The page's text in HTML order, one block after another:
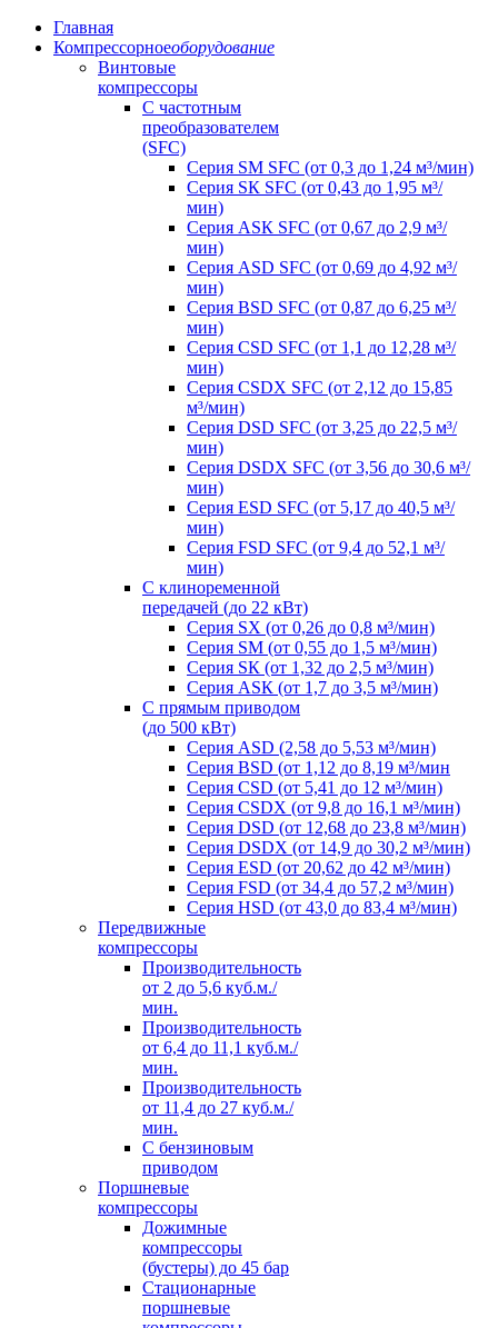
Главная
Компрессорноеоборудование
Винтовые
компрессоры
C частотным
преобразователем
(SFC)
Серия SM SFC (от 0,3 до 1,24 м³/мин)
Серия SК SFC (от 0,43 до 1,95 м³/
мин)
Серия АSК SFC (от 0,67 до 2,9 м³/
мин)
Серия АSD SFC (от 0,69 до 4,92 м³/
мин)
Серия ВSD SFC (от 0,87 до 6,25 м³/
мин)
Серия СSD SFC (от 1,1 до 12,28 м³/
мин)
Серия СSDХ SFC (от 2,12 до 15,85
м³/мин)
Серия DSD SFC (от 3,25 до 22,5 м³/
мин)
Серия DSDХ SFC (от 3,56 до 30,6 м³/
мин)
Серия ESD SFC (от 5,17 до 40,5 м³/
мин)
Серия FSD SFC (от 9,4 до 52,1 м³/
мин)
С клиноременной
передачей (до 22 кВт)
Серия SX (от 0,26 до 0,8 м³/мин)
Серия SM (от 0,55 до 1,5 м³/мин)
Серия SК (от 1,32 до 2,5 м³/мин)
Серия АSК (от 1,7 до 3,5 м³/мин)
С прямым приводом
(до 500 кВт)
Серия ASD (2,58 до 5,53 м³/мин)
Серия BSD (от 1,12 до 8,19 м³/мин
Серия CSD (от 5,41 до 12 м³/мин)
Серия СSDХ (от 9,8 до 16,1 м³/мин)
Серия DSD (от 12,68 до 23,8 м³/мин)
Серия DSDХ (от 14,9 до 30,2 м³/мин)
Серия ESD (от 20,62 до 42 м³/мин)
Серия FSD (от 34,4 до 57,2 м³/мин)
Серия HSD (от 43,0 до 83,4 м³/мин)
Передвижные
компрессоры
Производительноcть
от 2 до 5,6 куб.м./
мин.
Производительноcть
от 6,4 до 11,1 куб.м./
мин.
Производительноcть
от 11,4 до 27 куб.м./
мин.
С бензиновым
приводом
Поршневые
компрессоры
Дожимные
компрессоры
(бустеры) до 45 бар
Стационарные
поршневые